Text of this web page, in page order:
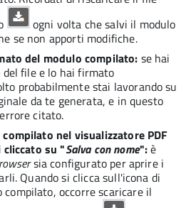
ogni volta che salvi il modulo
se non apporti modifiche.
del modulo compilato: se hai
file e lo hai firmato
probabilmente stai lavorando su
da te generata, e in questo
citato.
nel visualizzatore PDF
cliccato su "Salva con nome":è
sia configurato per aprire i
Quando si clicca sull'icona di
occorre scaricare il